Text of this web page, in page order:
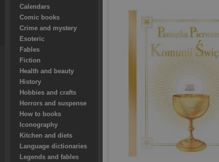
Calendars
Comic books
Crime and mystery
Esoteric
Fables
Fiction
Health and beauty
History
Hobbies and crafts
Horrors and suspense
How to books
Iconography
Kitchen and diets
Language dictionaries
Legends and fables